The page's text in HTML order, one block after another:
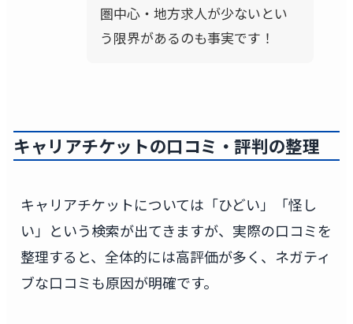
圏中心・地方求人が少ないとい
う限界があるのも事実です！
キャリアチケットの口コミ・評判の整理
キャリアチケットについては「ひどい」「怪し
い」という検索が出てきますが、実際の口コミを
整理すると、全体的には高評価が多く、ネガティ
ブな口コミも原因が明確です。